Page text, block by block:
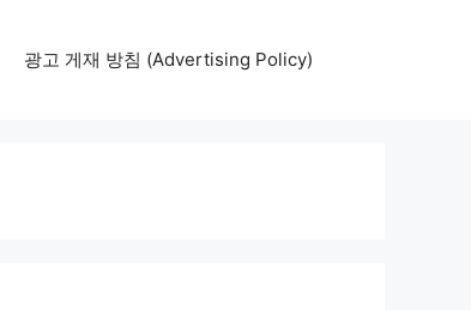
광고 게재 방침 (Advertising Policy)